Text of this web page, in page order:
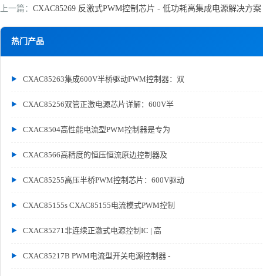
热门产品
CXAC85263集成600V半桥驱动PWM控制器：双
CXAC85256双管正激电源芯片详解：600V半
CXAC8504高性能电流型PWM控制器是专为
CXAC8566高精度的恒压恒流原边控制器及
CXAC85255高压半桥PWM控制芯片：600V驱动
CXAC85155s CXAC85155电流模式PWM控制
CXAC85271非连续正激式电源控制IC | 高
CXAC85217B PWM电流型开关电源控制器 -
上一篇： CXAC85269 反激式PWM控制芯片 - 低功耗高集成电源解决方案